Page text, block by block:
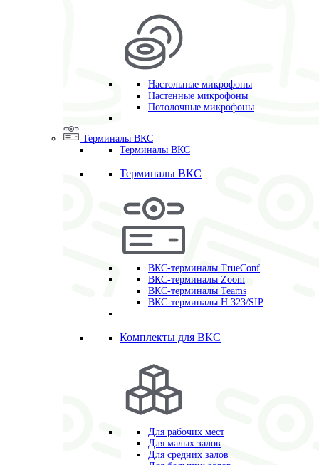
Настольные микрофоны
Настенные микрофоны
Потолочные микрофоны
Терминалы ВКС
Терминалы ВКС
Терминалы ВКС
ВКС-терминалы TrueConf
ВКС-терминалы Zoom
ВКС-терминалы Teams
ВКС-терминалы H.323/SIP
Комплекты для ВКС
Для рабочих мест
Для малых залов
Для средних залов